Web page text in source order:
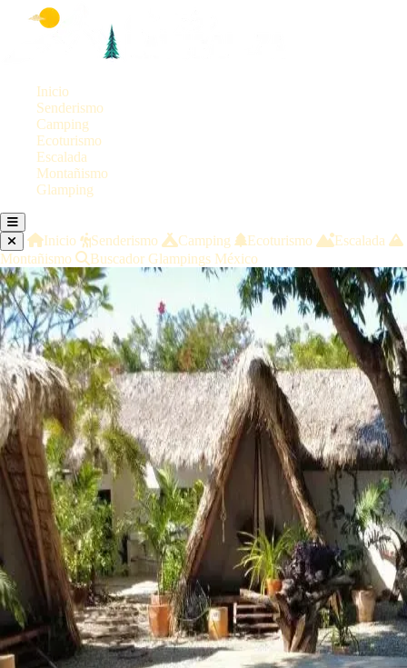
Inicio
Senderismo
Camping
Ecoturismo
Escalada
Montañismo
Glamping
Inicio Senderismo Camping Ecoturismo
Escalada
Montañismo
Buscador Glampings México